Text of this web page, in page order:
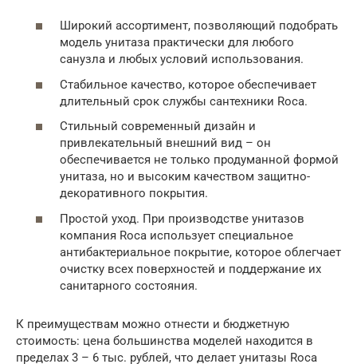
Широкий ассортимент, позволяющий подобрать
модель унитаза практически для любого
санузла и любых условий использования.
Стабильное качество, которое обеспечивает
длительный срок службы сантехники Roca.
Стильный современный дизайн и
привлекательный внешний вид – он
обеспечивается не только продуманной формой
унитаза, но и высоким качеством защитно-
декоративного покрытия.
Простой уход. При производстве унитазов
компания Roca использует специальное
антибактериальное покрытие, которое облегчает
очистку всех поверхностей и поддержание их
санитарного состояния.
К преимуществам можно отнести и бюджетную
стоимость: цена большинства моделей находится в
пределах 3 – 6 тыс. рублей, что делает унитазы Roca